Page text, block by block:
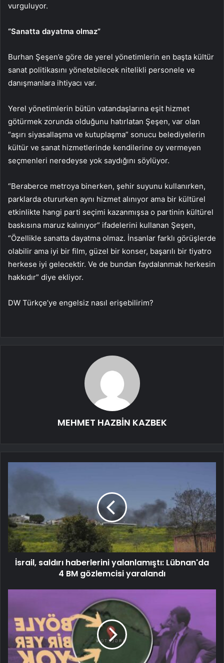
vurguluyor.
“Sanatta dayatma olmaz”
Burhan Şeşen’e göre de yerel yönetimlerin en başta kültür
sanat politikasını yönetebilecek nitelikli personele ve
danışmanlara ihtiyacı var.
Yerel yönetimlerin bütün vatandaşlarına eşit hizmet
götürmek zorunda olduğunu hatırlatan Şeşen, var olan
“aşırı siyasallaşma ve kutuplaşma” sonucu belediyelerin
kültür ve sanat hizmetlerinde kendilerine oy vermeyen
seçmenleri neredeyse yok saydığını söylüyor.
“Beraberce metroya binerken, şehir suyunu kullanırken,
parklarda otururken aynı hizmet alınıyor ama bir kültürel
etkinlikte hangi parti seçimi kazanmışsa o partinin kültürel
baskısına maruz kalınıyor” ifadelerini kullanan Şeşen,
“Özellikle sanatta dayatma olmaz. İnsanlar farklı görüşlerde
olabilir ama iyi bir film, güzel bir konser, başarılı bir tiyatro
herkese iyi gelecektir. Ve de bundan faydalanmak herkesin
hakkıdır” diye ekliyor.
DW Türkçe’ye engelsiz nasıl erişebilirim?
MEHMET HAZBİN KAZBEK
İsrail, saldırı haberlerini yalanlamıştı: Lübnan'da
4 BM gözlemcisi yaralandı